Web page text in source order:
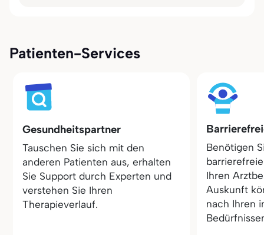
Patienten-Services
Gesundheitspartner
Tauschen Sie sich mit den
anderen Patienten aus, erhalten
Sie Support durch Experten und
verstehen Sie Ihren
Therapieverlauf.
Benötigen
Ihren
Auskunft
nach Ihren